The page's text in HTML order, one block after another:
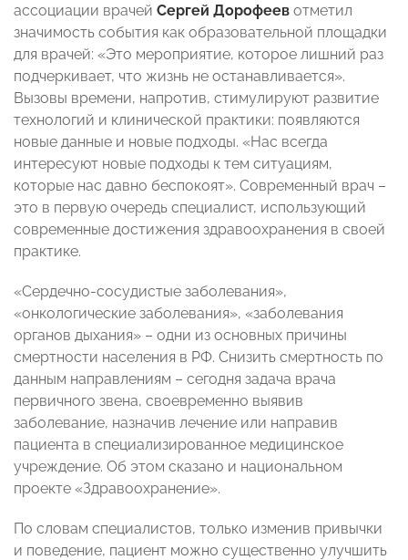
ассоциации врачей Сергей Дорофеев отметил
значимость события как образовательной площадки
для врачей: «Это мероприятие, которое лишний раз
подчеркивает, что жизнь не останавливается».
Вызовы времени, напротив, стимулируют развитие
технологий и клинической практики: появляются
новые данные и новые подходы. «Нас всегда
интересуют новые подходы к тем ситуациям,
которые нас давно беспокоят». Современный врач –
это в первую очередь специалист, использующий
современные достижения здравоохранения в своей
практике.
«Сердечно-сосудистые заболевания»,
«онкологические заболевания», «заболевания
органов дыхания» – одни из основных причины
смертности населения в РФ. Снизить смертность по
данным направлениям – сегодня задача врача
первичного звена, своевременно выявив
заболевание, назначив лечение или направив
пациента в специализированное медицинское
учреждение. Об этом сказано и национальном
проекте «Здравоохранение».
По словам специалистов, только изменив привычки
и поведение, пациент можно существенно улучшить